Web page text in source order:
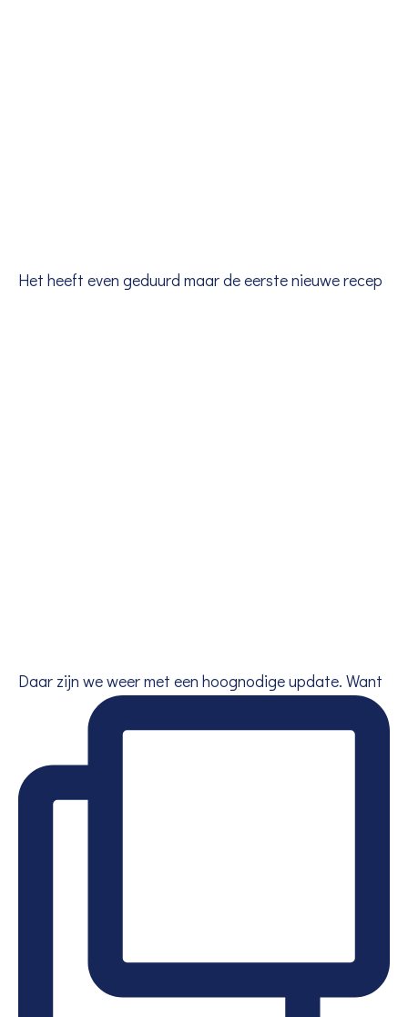
Het heeft even geduurd maar de eerste nieuwe recep
Daar zijn we weer met een hoognodige update. Want